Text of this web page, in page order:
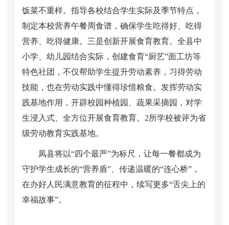
饭菜不重样。指导各校结合学生实际及季节特点，
制定本校营养午餐周食谱，确保学生吃得好、吃得
营养、吃得健康。三是创新开展食育教育。全县中
小学、幼儿园结合实际，创建食育“厨艺”面工坊等
特色社团，不仅帮助学生提升劳动素养，习得劳动
技能，也在劳动实践中懂得珍惜粮食。发挥劳动实
践基地作用，开辟校园种植园、蔬果采摘园，对学
生浸入式、全方位开展食育教育。2所学校被评为省
级劳动教育实践基地。
凤县将以“四个最严”为标尺，让每一餐都成为
守护学生成长的“营养盾”、传递温暖的“连心桥”，
在办好人民满意教育的征程中，续写更多“舌尖上的
幸福故事”。